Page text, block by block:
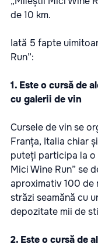
de 10 km.
Iată 5 fapte
Run”:
1. Este o cursă de
cu galerii de vin
Cursele de vin se
Franța, Italia chiar
puteți participa la o
Mici Wine Run” se
aproximativ 100 de
străzi seamănă cu
depozitate mii de
2. Este o cursă de